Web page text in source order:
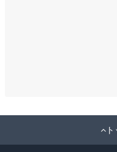
ト